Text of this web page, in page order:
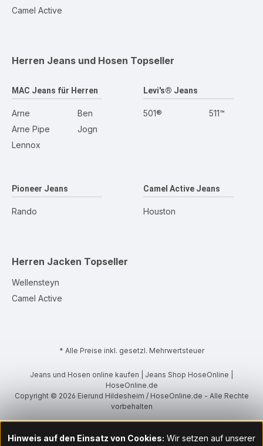
Camel Active
Herren Jeans und Hosen Topseller
MAC Jeans für Herren
Arne
Arne Pipe
Lennox
Ben
Jogn
Levi's® Jeans
501® 511™
Pioneer Jeans
Rando
Camel Active Jeans
Houston
Herren Jacken Topseller
Wellensteyn
Camel Active
* Alle Preise inkl. gesetzl. Mehrwertsteuer
Jeans und Hosen online kaufen | Jeans Shop HoseOnline |
HoseOnline.de
Copyright © 2026 Eierund Hildesheim / HoseOnline.de - Alle Rechte
vorbehalten
Hinweis auf den Einsatz von Cookies: Wir setzen auf unserer